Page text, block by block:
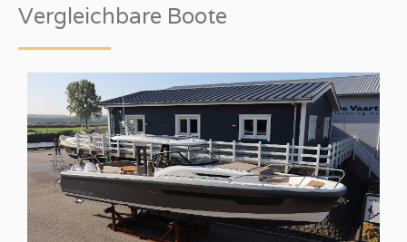
Verdrängung
6914 kg
Trimklappen
✓
Vergleichbare Boote